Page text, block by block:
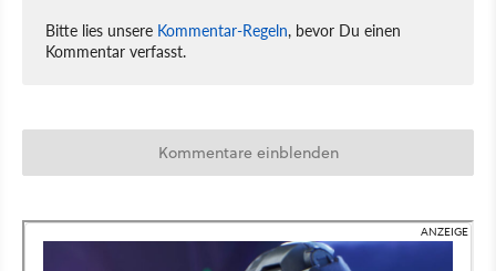
Bitte lies unsere Kommentar-Regeln, bevor Du einen
Kommentar verfasst.
Kommentare einblenden